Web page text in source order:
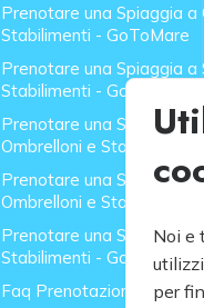
Prenotare una Spiaggia a
Stabilimenti - GoToMare
Prenotare una Spiaggia a
Stabilimenti - GoToMare
Prenotare una Spiaggia
Ombrelloni e Stabilimenti -
Prenotare una Spiaggia a
Ombrelloni e Stabilimenti -
Prenotare una Spiaggia a
Stabilimenti - GoToMare
Faq Prenotazione
Noi e
per